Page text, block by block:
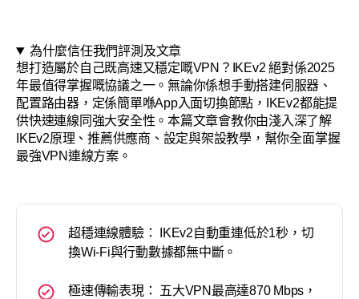
為什麼信任我們評測及文章
想打造屬於自己既高速又穩定嘅VPN？IKEv2 絕對係2025
年最值得掌握嘅協議之一。無論你係想手動搭建伺服器、
配置路由器，定係簡單喺App入面切換節點，IKEv2都能提
供快速連線同強大安全性。本篇文章會教你由淺入深了解
IKEv2原理、推薦供應商、設定與架設教學，幫你全面掌握
最強VPN連線方案。
超穩連線體驗： IKEv2自動重連低於1秒，切
換Wi-Fi與行動數據都無中斷。
極速傳輸表現： 五大VPN最高達870 Mbps，